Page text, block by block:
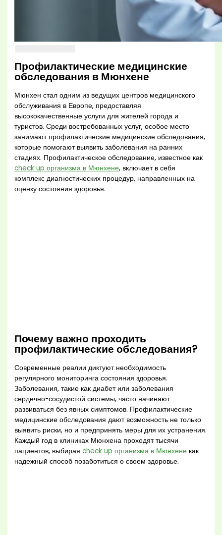
Профилактические медицинские
обследования в Мюнхене
Мюнхен стал одним из ведущих центров медицинского
обслуживания в Европе, предоставляя
высококачественные услуги для жителей города и
туристов. Среди востребованных услуг, особое место
занимают профилактические медицинские обследования,
которые помогают выявить заболевания на ранних
стадиях. Профилактическое обследование, известное как
check up организма в Мюнхене, включает в себя
комплекс диагностических процедур, направленных на
оценку состояния здоровья.
Почему важно проходить
профилактические обследования?
Современные реалии диктуют необходимость
регулярного мониторинга состояния здоровья.
Заболевания, такие как диабет или заболевания
сердечно-сосудистой системы, часто начинают
развиваться без явных симптомов. Профилактические
медицинские обследования дают возможность не только
выявить риски, но и предпринять меры для их устранения.
Каждый год в клиниках Мюнхена проходят тысячи
пациентов, выбираяcheck up организма в Мюнхене как
надежный способ позаботиться о своем здоровье.